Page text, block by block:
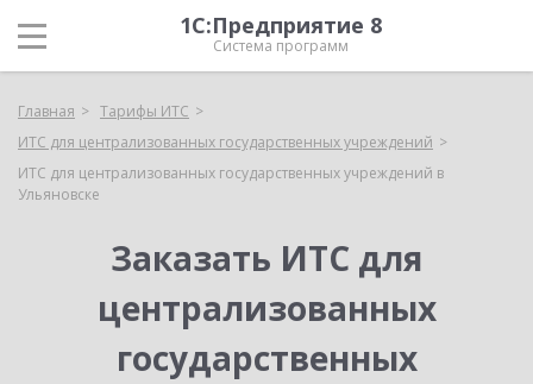
1С:Предприятие 8
Система программ
Главная
Тарифы ИТС
ИТС для централизованных государственных учреждений
ИТС для централизованных государственных учреждений в
Ульяновске
Заказать ИТС для
централизованных
государственных